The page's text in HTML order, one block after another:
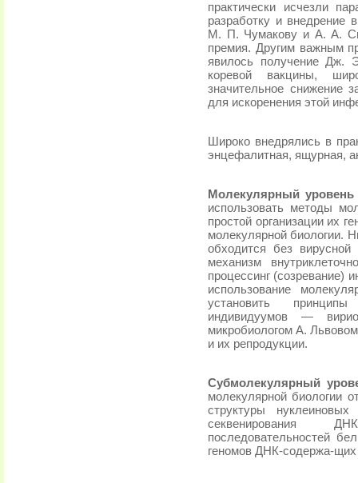
практически исчезли
разработку и внедрение
М. П. Чумакову и А. А.
премия. Другим важным
явилось получение Дж.
коревой вакцины,
значительное снижение
для искоренения этой
Широко внедрялись в
энцефалитная, ящурная,
Молекулярный уровень
использовать методы
простой организации их
молекулярной био­логии.
об­ходится без
механизм
процессинг
использование
установить
индивидуумов —
микробиоло­гом А.
и их репродукции.
Субмолекулярный
молекулярной биологии
структуры
секвенирования
последовательностей
геномов ДНК-содержа-щих